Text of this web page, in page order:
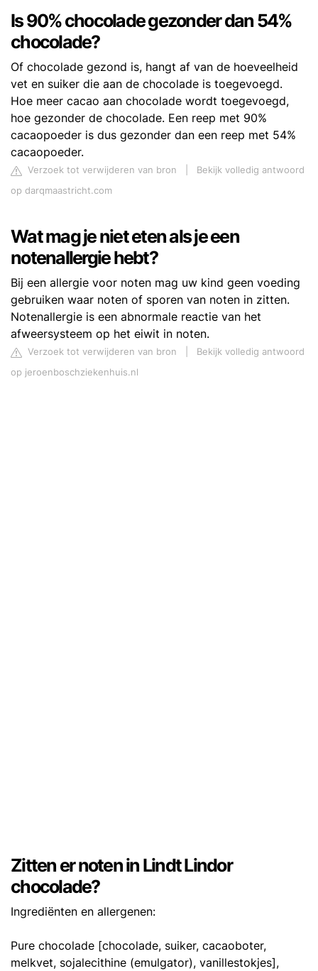
Is 90% chocolade gezonder dan 54%
chocolade?
Of chocolade gezond is, hangt af van de hoeveelheid
vet en suiker die aan de chocolade is toegevoegd.
Hoe meer cacao aan chocolade wordt toegevoegd,
hoe gezonder de chocolade. Een reep met 90%
cacaopoeder is dus gezonder dan een reep met 54%
cacaopoeder.
Verzoek tot verwijderen van bron
Bekijk volledig antwoord
op darqmaastricht.com
Wat mag je niet eten als je een
notenallergie hebt?
Bij een allergie voor noten mag uw kind geen voeding
gebruiken waar noten of sporen van noten in zitten.
Notenallergie is een abnormale reactie van het
afweersysteem op het eiwit in noten.
Verzoek tot verwijderen van bron
Bekijk volledig antwoord
op jeroenboschziekenhuis.nl
Zitten er noten in Lindt Lindor
chocolade?
Ingrediënten en allergenen:
Pure chocolade [chocolade, suiker, cacaoboter,
melkvet, sojalecithine (emulgator), vanillestokjes],